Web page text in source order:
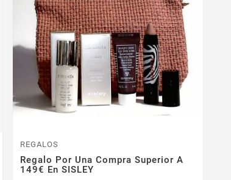
REGALOS
Regalo Por Una Compra Superior A
149€ En SISLEY